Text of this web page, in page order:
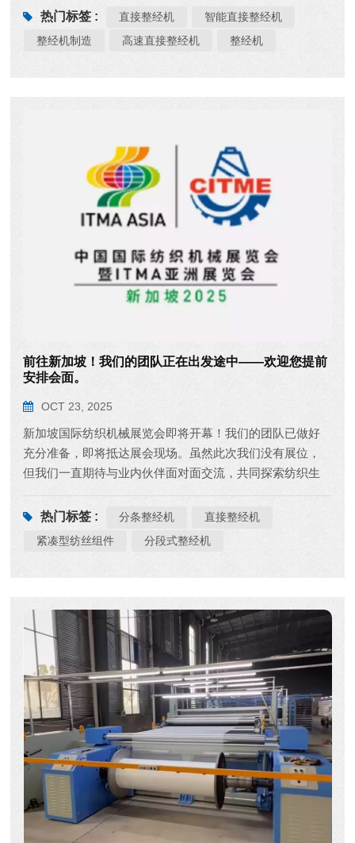
产线的高效运行提供了有力支撑。 作为一家深耕纺织
行业的中国整经机制造商，我们由衷欣喜地看到，华方系
热门标签 : 直接整经机
智能直接整经机
整经机制造
高速直接整经机 整经机
前往新加坡！我们的团队正在出发途中——欢迎您提前
安排会面。
OCT 23, 2025
新加坡国际纺织机械展览会即将开幕！我们的团队已做好
充分准备，即将抵达展会现场。虽然此次我们没有展位，
但我们一直期待与业内伙伴面对面交流，共同探索纺织生
产领域的新需求和新方向。 如果您对纺织品整经工艺优
化、生产效率提升、设备技术升级等方面有任何疑问，或
者希望了解行业前沿解决方案并探讨合作可能性，请随时
产品——看看哪一款最吸引您！ 首先是分段式整经机系
列。我们的分段式整经机应用范围广泛。无论您的产品是
服装面料、家纺面料、工业用布或其他面料，我们的设备
都能满足您的需求。从高端机型HF928R到经济实惠的
HF988C-PLUS，总有一款适合您。 接下来是我们的直
接整经机系列。 此外，我们还提供紧凑型纺纱装置、自动
落纱装置及其他相...
热门标签 : 分条整经机
直接整经机
紧凑型纺丝组件
分段式整经机